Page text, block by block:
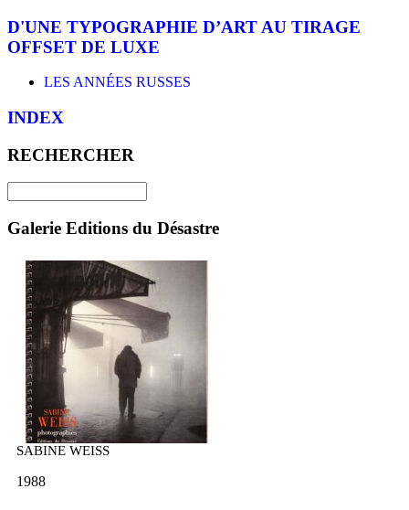
D'UNE TYPOGRAPHIE D’ART AU TIRAGE
OFFSET DE LUXE
LES ANNÉES RUSSES
INDEX
RECHERCHER
Galerie Editions du Désastre
SABINE WEISS
1988